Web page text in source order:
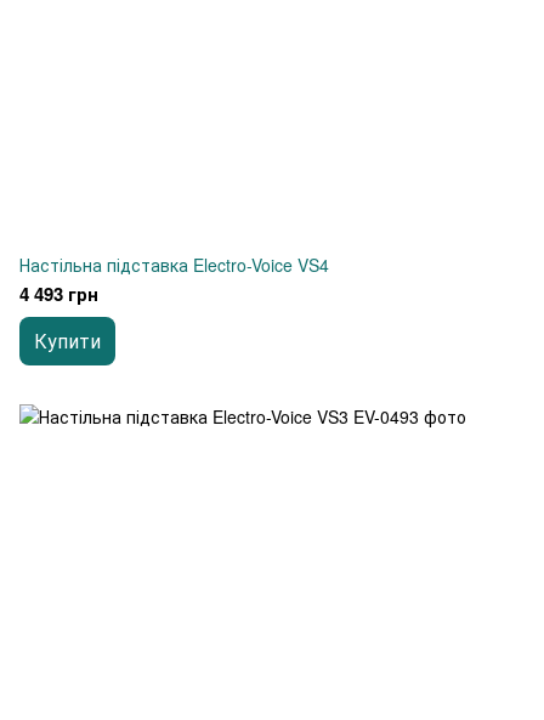
Настільна підставка Electro-Voice VS4
4 493 грн
Купити